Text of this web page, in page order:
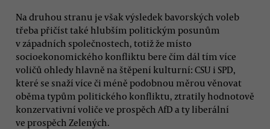
Na druhou stranu je však výsledek bavorských voleb
třeba přičíst také hlubším politickým posunům
v západních společnostech, totiž že místo
socioekonomického konfliktu bere čím dál tím více
voličů ohledy hlavně na štěpení kulturní: CSU i SPD,
které se snaží více či méně podobnou měrou věnovat
oběma typům politického konfliktu, ztratily hodnotově
konzervativní voliče ve prospěch AfD a ty liberální
ve prospěch Zelených.